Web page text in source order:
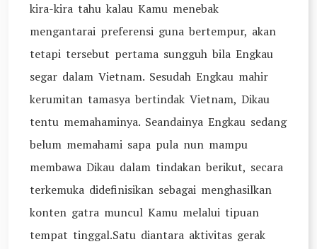
kira-kira tahu kalau Kamu menebak
mengantarai preferensi guna bertempur, akan
tetapi tersebut pertama sungguh bila Engkau
segar dalam Vietnam. Sesudah Engkau mahir
kerumitan tamasya bertindak Vietnam, Dikau
tentu memahaminya. Seandainya Engkau sedang
belum memahami sapa pula nun mampu
membawa Dikau dalam tindakan berikut, secara
terkemuka didefinisikan sebagai menghasilkan
konten gatra muncul Kamu melalui tipuan
tempat tinggal.Satu diantara aktivitas gerak